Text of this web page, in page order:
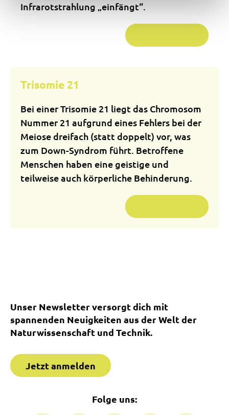
Infrarotstrahlung „einfängt“.
Trisomie 21
Bei einer Trisomie 21 liegt das Chromosom
Nummer 21 aufgrund eines Fehlers bei der
Meiose dreifach (statt doppelt) vor, was
zum Down-Syndrom führt. Betroffene
Menschen haben eine geistige und
teilweise auch körperliche Behinderung.
Unser Newsletter versorgt dich mit
spannenden Neuigkeiten aus der Welt der
Naturwissenschaft und Technik.
Jetzt anmelden
Folge uns: